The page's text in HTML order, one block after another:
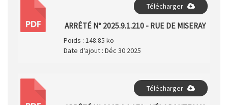
PDF
Télécharger
ARRÊTÉ N° 2025.9.1.210 - RUE DE MISERAY
Poids : 148.85 ko
Date d'ajout : Déc 30 2025
Télécharger